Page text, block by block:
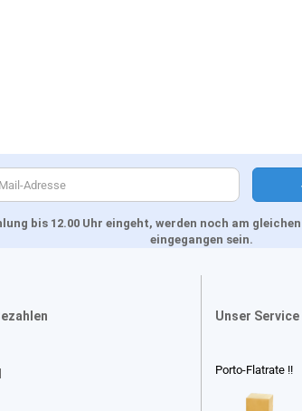
bis 12.00 Uhr eingeht, werden noch am
eingegangen sein.
Unser
Porto-Flatrate !!